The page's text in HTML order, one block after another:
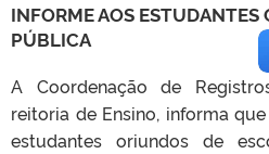
INFORME AOS ESTUDANTES
PÚBLICA
A Coordenação de
reitoria de Ensino, informa
estudantes oriundos de